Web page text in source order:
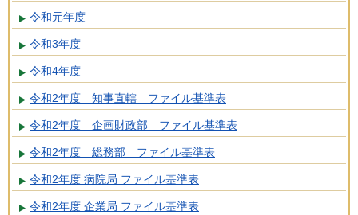
令和元年度
令和3年度
令和4年度
令和2年度 知事直轄 ファイル基準表
令和2年度 企画財政部 ファイル基準表
令和2年度 総務部 ファイル基準表
令和2年度 病院局 ファイル基準表
令和2年度 企業局 ファイル基準表